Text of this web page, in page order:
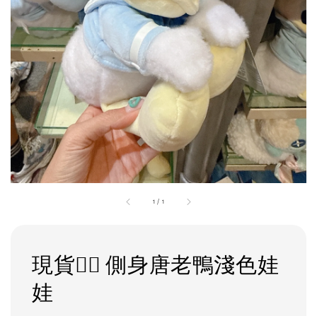
1 / 1
現貨❤️‍🔥 側身唐老鴨淺色娃
娃